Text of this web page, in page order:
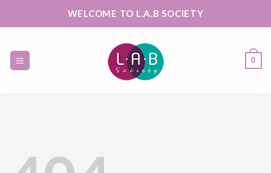
WELCOME TO L.A.B SOCIETY
0